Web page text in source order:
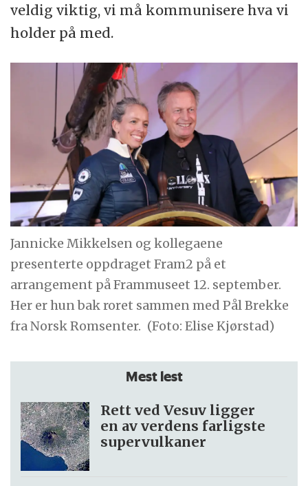
veldig viktig, vi må kommunisere hva vi
holder på med.
Jannicke Mikkelsen og kollegaene
presenterte oppdraget Fram2 på et
arrangement på Frammuseet 12. september.
Her er hun bak roret sammen med Pål Brekke
fra Norsk Romsenter. (Foto: Elise Kjørstad)
Mest lest
Rett ved Vesuv ligger
en av verdens farligste
supervulkaner